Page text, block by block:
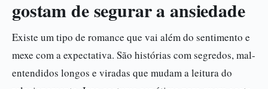
gostam de segurar a ansiedade
Existe um tipo de romance que vai além do sentimento e
mexe com a expectativa. São histórias com segredos, mal-
entendidos longos e viradas que mudam a leitura do